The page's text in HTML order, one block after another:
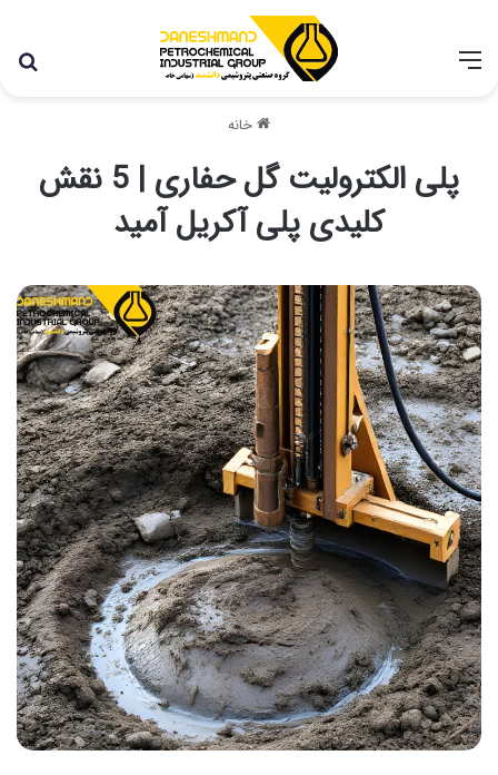
خانه
پلی الکترولیت گل حفاری | 5 نقش
کلیدی پلی آکریل آمید
با توجه به شرایط اخیر در کشور، مجموعه پتروشیمی دانشمند
همچنان با تمام توان در حال فعالیت می باشد.